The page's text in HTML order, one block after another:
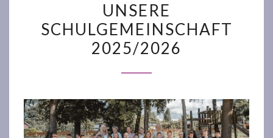
SCHULGEMEINSCHAFT
2025/2026
UNSERE
SCHULGEMEINSCHAFT
2025/2026